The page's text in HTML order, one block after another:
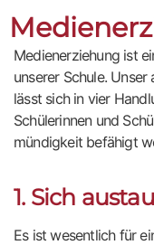
Medienerziehung ist
unserer Schule.
lässt sich in vier
Schülerinnen und
mündigkeit befähigt
1. Sich
Es ist wesentlich für